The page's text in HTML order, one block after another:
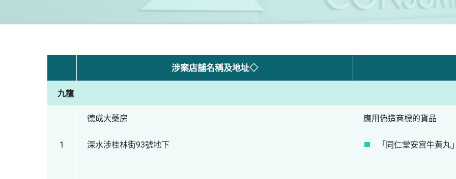
涉案店舖名稱及地址◇
九龍
1
德成大藥房
深水涉桂林街93號地下
應用偽造商標的貨品
「同仁堂安宫牛黄丸